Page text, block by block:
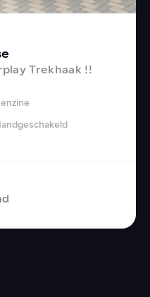
Trekhaak !!